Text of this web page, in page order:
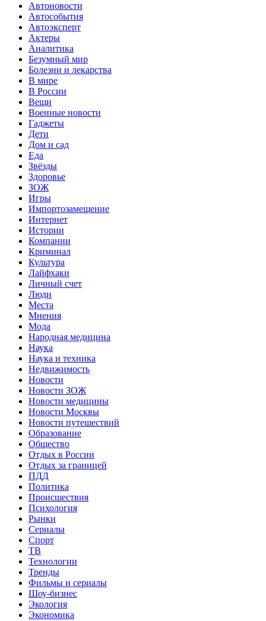
Автоновости
Автособытия
Автоэксперт
Актеры
Аналитика
Безумный мир
Болезни и лекарства
В мире
В России
Вещи
Военные новости
Гаджеты
Дети
Дом и сад
Еда
Звёзды
Здоровье
ЗОЖ
Игры
Импортозамещение
Интернет
Истории
Компании
Криминал
Культура
Лайфхаки
Личный счет
Люди
Места
Мнения
Мода
Народная медицина
Наука
Наука и техника
Недвижимость
Новости
Новости ЗОЖ
Новости медицины
Новости Москвы
Новости путешествий
Образование
Общество
Отдых в России
Отдых за границей
ПДД
Политика
Происшествия
Психология
Рынки
Сериалы
Спорт
ТВ
Технологии
Тренды
Фильмы и сериалы
Шоу-бизнес
Экология
Экономика